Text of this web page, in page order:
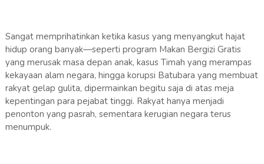
Sangat memprihatinkan ketika kasus yang menyangkut hajat
hidup orang banyak—seperti program Makan Bergizi Gratis
yang merusak masa depan anak, kasus Timah yang merampas
kekayaan alam negara, hingga korupsi Batubara yang membuat
rakyat gelap gulita, dipermainkan begitu saja di atas meja
kepentingan para pejabat tinggi. Rakyat hanya menjadi
penonton yang pasrah, sementara kerugian negara terus
menumpuk.